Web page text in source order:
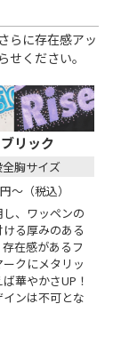
らに存在感アッ
ください。
リック
全胸サイズ
円～（税込）
、ワッペンの
る厚みのある
在感があるフ
クにメタリッ
華やかさUP！
ンは不可とな